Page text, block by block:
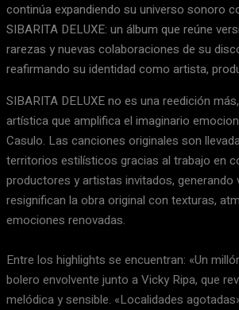
continúa expandiendo su universo sonoro
SIBARITA DELUXE: un álbum que reúne
rarezas y nuevas colaboraciones de su
reafirmando su identidad como artista,
SIBARITA DELUXE no es una reedición
artística que amplifica el imaginario
Casulo. Las canciones originales son
territorios estilísticos gracias al trabajo en
productores y artistas invitados, generando
resignifican la obra original con texturas,
emociones renovadas.
Entre los highlights se encuentran: «Un
bolero envolvente junto a Vicky Ripa, que
melódica y sensible. «Localidades